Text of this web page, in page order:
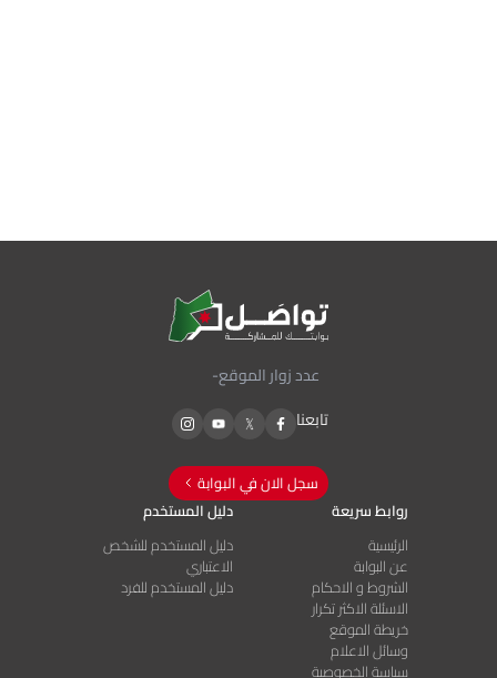
عدد زوار الموقع-
تابعنا
سجل الان في البوابة
روابط سريعة
الرئيسية
عن البوابة
الشروط و الاحكام
الاسئلة الاكثر تكرار
خريطة الموقع
وسائل الاعلام
سياسة الخصوصية
دليل المستخدم
دليل المستخدم للشخص
الاعتباري
دليل المستخدم للفرد